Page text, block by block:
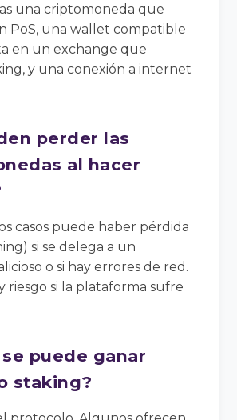
una criptomoneda que
PoS, una wallet compatible
en un exchange que
y una conexión a internet
perder las
al hacer
casos puede haber pérdida
si se delega a un
o si hay errores de red.
riesgo si la plataforma sufre
puede ganar
staking?